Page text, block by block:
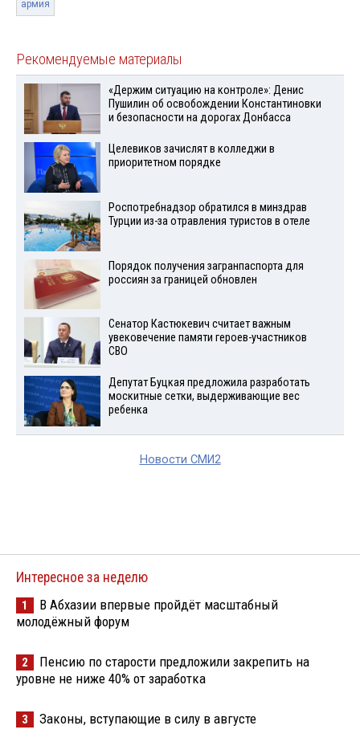
армия
Рекомендуемые материалы
«Держим ситуацию на контроле»: Денис
Пушилин об освобождении Константиновки
и безопасности на дорогах Донбасса
Целевиков зачислят в колледжи в
приоритетном порядке
Роспотребнадзор обратился в минздрав
Турции из-за отравления туристов в отеле
Порядок получения загранпаспорта для
россиян за границей обновлен
Сенатор Кастюкевич считает важным
увековечение памяти героев-участников
СВО
Депутат Буцкая предложила разработать
москитные сетки, выдерживающие вес
ребенка
Новости СМИ2
Интересное за неделю
1
В Абхазии впервые пройдёт масштабный
молодёжный форум
2
Пенсию по старости предложили закрепить на
уровне не ниже 40% от заработка
3 Законы, вступающие в силу в августе